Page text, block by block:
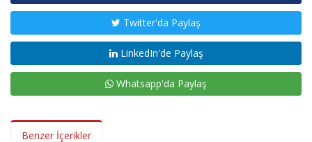
Twitter'da Paylaş
LinkedIn'de Paylaş
Whatsapp'da Paylaş
Benzer İçerikler